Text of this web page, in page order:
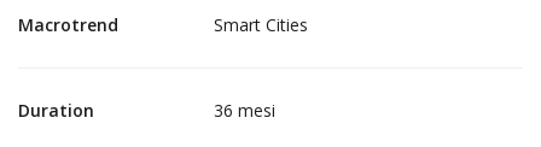
Macrotrend Smart Cities
Duration 36 mesi